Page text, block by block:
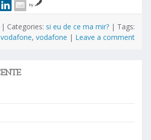
by
| Categories: si eu de ce ma mir? | Tags:
,vodafone | Leave a comment